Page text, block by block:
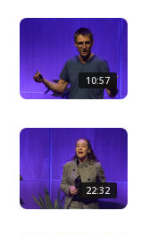
10:57
22:32